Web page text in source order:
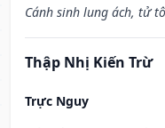
Cánh sinh lung ách, tử
Thập Nhị Kiến Trừ
Trực Nguy